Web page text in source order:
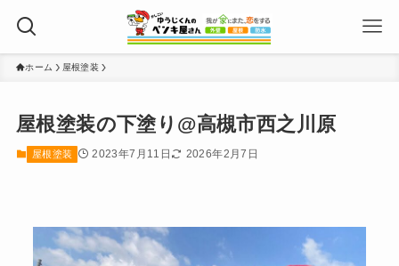
ホーム 屋根塗装
屋根塗装の下塗り@高槻市西之川原
屋根塗装 2023年7月11日 2026年2月7日